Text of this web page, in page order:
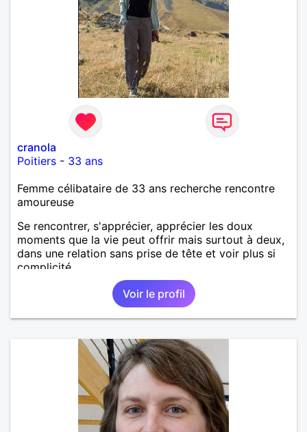
cranola
Poitiers - 33 ans
Femme célibataire de 33 ans recherche rencontre
amoureuse
Se rencontrer, s'apprécier, apprécier les doux
moments que la vie peut offrir mais surtout à deux,
dans une relation sans prise de tête et voir plus si
complicité.
Voir le profil